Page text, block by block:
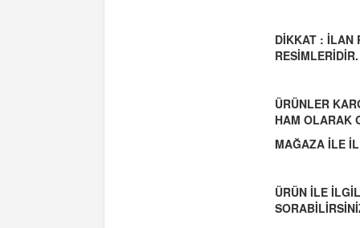
DİKKAT : İLAN
RESİMLERİDİR.
ÜRÜNLER
HAM OLARAK
MAĞAZA İLE
ÜRÜN İLE